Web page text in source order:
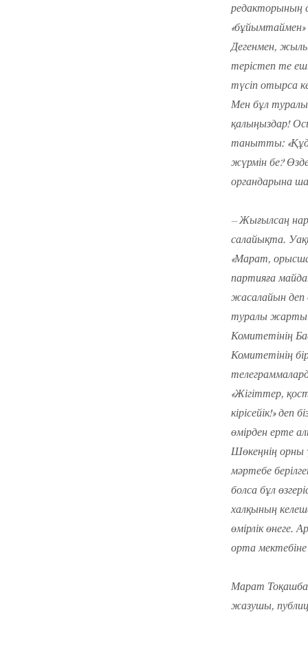
редакторының
«бұйымтаймен»
Дегенмен,
терістеп те
түсіп отырса
Мен бұл
қалыңыздар!
танытты:
жүрмін бе?
органдарына
– Жығылсаң
салайықта.
«Марат,
партияға
жасалайын деп
туралы жарты
Комитетінің
Комитетінің
«Жігіттер,
кірісейік!» деп
өмірден ерте
Шөкеңнің орны
мәртебе
болса бұл
халқының
өмірлік
орта
Марат
жазушы,